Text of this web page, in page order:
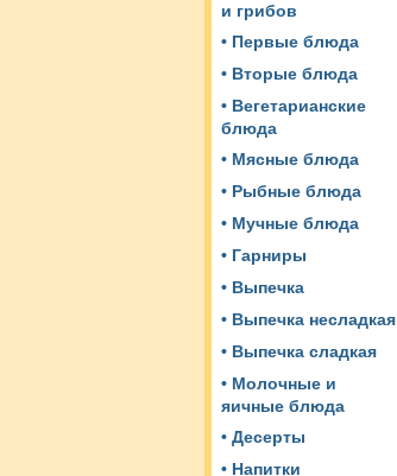
и грибов
• Первые блюда
• Вторые блюда
• Вегетарианские
блюда
• Мясные блюда
• Рыбные блюда
• Мучные блюда
• Гарниры
• Выпечка
• Выпечка несладкая
• Выпечка сладкая
• Молочные и
яичные блюда
• Десерты
• Напитки